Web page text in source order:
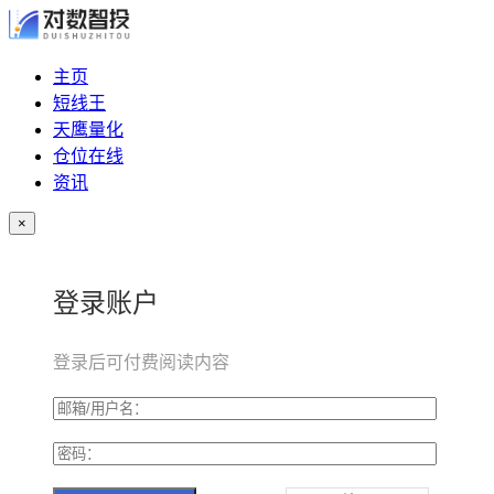
主页
短线王
天鹰量化
仓位在线
资讯
×
登录账户
登录后可付费阅读内容